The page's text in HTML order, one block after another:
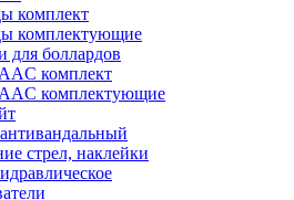
комплект
комплектующие
для боллардов
комплект
комплектующие
стрел, наклейки